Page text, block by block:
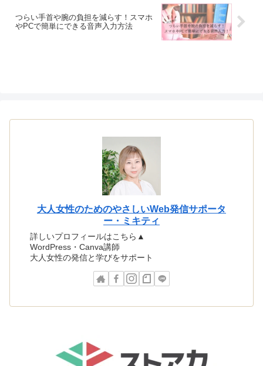
つらい手首や腕の負担を減らす！スマホ
やPCで簡単にできる音声入力方法
大人女性のためのやさしいWeb発信サポータ
ー・ミキティ
詳しいプロフィールはこちら▲
WordPress・Canva講師
大人女性の発信と学びをサポート